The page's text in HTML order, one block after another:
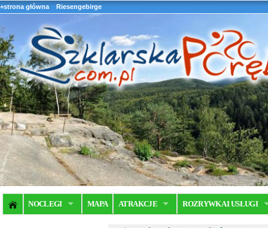
+strona główna Riesengebirge
NOCLEGI MAPA ATRAKCJE ROZRYWKA I USŁUGI